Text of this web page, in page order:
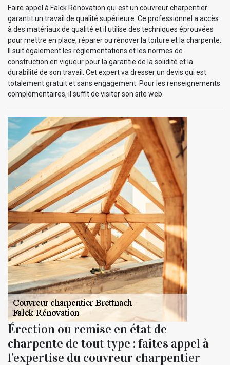
Faire appel à Falck Rénovation qui est un couvreur charpentier
garantit un travail de qualité supérieure. Ce professionnel a accès
à des matériaux de qualité et il utilise des techniques éprouvées
pour mettre en place, réparer ou rénover la toiture et la charpente.
Il suit également les règlementations et les normes de
construction en vigueur pour la garantie de la solidité et la
durabilité de son travail. Cet expert va dresser un devis qui est
totalement gratuit et sans engagement. Pour les renseignements
complémentaires, il suffit de visiter son site web.
Érection ou remise en état de
charpente de tout type : faites appel à
l’expertise du couvreur charpentier